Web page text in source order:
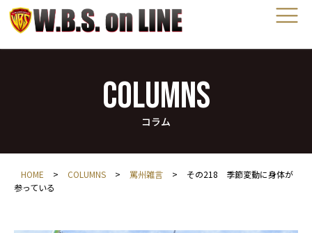
COLUMNS
コラム
HOME > COLUMNS > 罵州雑言 >
その218 季節変動に身体が
参っている